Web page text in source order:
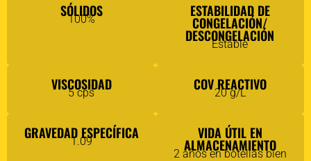
SÓLIDOS
100% ESTABILIDAD DE
CONGELACIÓN/
DESCONGELACIÓN
Estable
VISCOSIDAD
5 cps COV REACTIVO
20 g/L
GRAVEDAD ESPECÍFICA
1.09 VIDA ÚTIL EN
ALMACENAMIENTO
2 años en botellas bien